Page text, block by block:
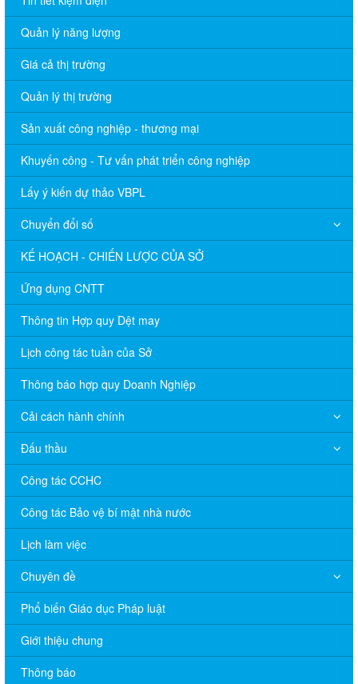
Quản lý năng lượng
Giá cả thị trường
Quản lý thị trường
Sản xuất công nghiệp - thương mại
Khuyến công - Tư vấn phát triển công nghiệp
Lấy ý kiến dự thảo VBPL
Chuyển đổi số
KẾ HOẠCH - CHIẾN LƯỢC CỦA SỞ
Ứng dụng CNTT
Thông tin Hợp quy Dệt may
Lịch công tác tuần của Sở
Thông báo hợp quy Doanh Nghiệp
Cải cách hành chính
Đấu thầu
Công tác CCHC
Công tác Bảo vệ bí mật nhà nước
Lịch làm việc
Chuyên đề
Phổ biến Giáo dục Pháp luật
Giới thiệu chung
Thông báo
V/v đề nghị báo cáo hệ thống phân phối, nhãn hiệu hàng hóa
và hoạt động mua bán khí trên địa bàn tỉnh năm 2025 (nhắc lần
2).
Thông báo bán thanh lý tài sản công theo hình thức chỉ định